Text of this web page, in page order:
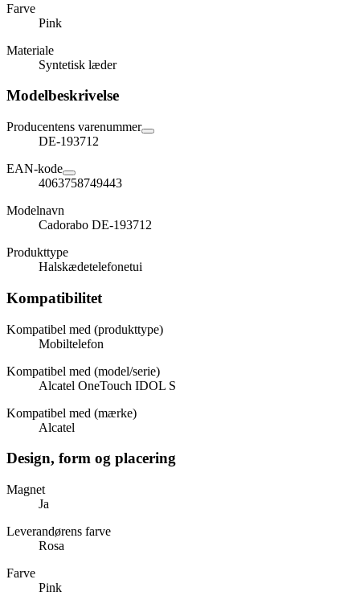
Farve
Pink
Materiale
Syntetisk læder
Modelbeskrivelse
Producentens varenummer
DE-193712
EAN-kode
4063758749443
Modelnavn
Cadorabo DE-193712
Produkttype
Halskædetelefonetui
Kompatibilitet
Kompatibel med (produkttype)
Mobiltelefon
Kompatibel med (model/serie)
Alcatel OneTouch IDOL S
Kompatibel med (mærke)
Alcatel
Design, form og placering
Magnet
Ja
Leverandørens farve
Rosa
Farve
Pink